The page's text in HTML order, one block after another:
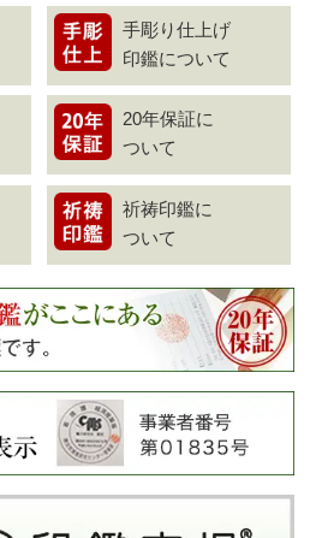
手彫り仕上げ
印鑑について
20年保証に
ついて
祈祷印鑑に
ついて